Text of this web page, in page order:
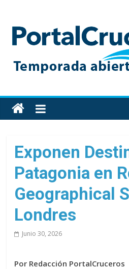
content
Toda
la
de
cruceros
en
un
solo
sitio
Exponen
Patagonia en
Geographical
Londres
Junio 30, 2026
Por Redacción PortalCruceros